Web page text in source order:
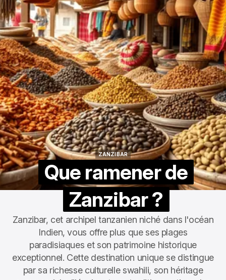
ZANZIBAR
Que ramener de
Zanzibar ?
Zanzibar, cet archipel tanzanien niché dans l'océan
Indien, vous offre plus que ses plages
paradisiaques et son patrimoine historique
exceptionnel. Cette destination unique se distingue
par sa richesse culturelle swahili, son héritage